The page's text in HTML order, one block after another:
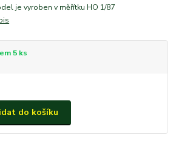
je vyroben v měřítku HO 1/87
5 ks
do košíku